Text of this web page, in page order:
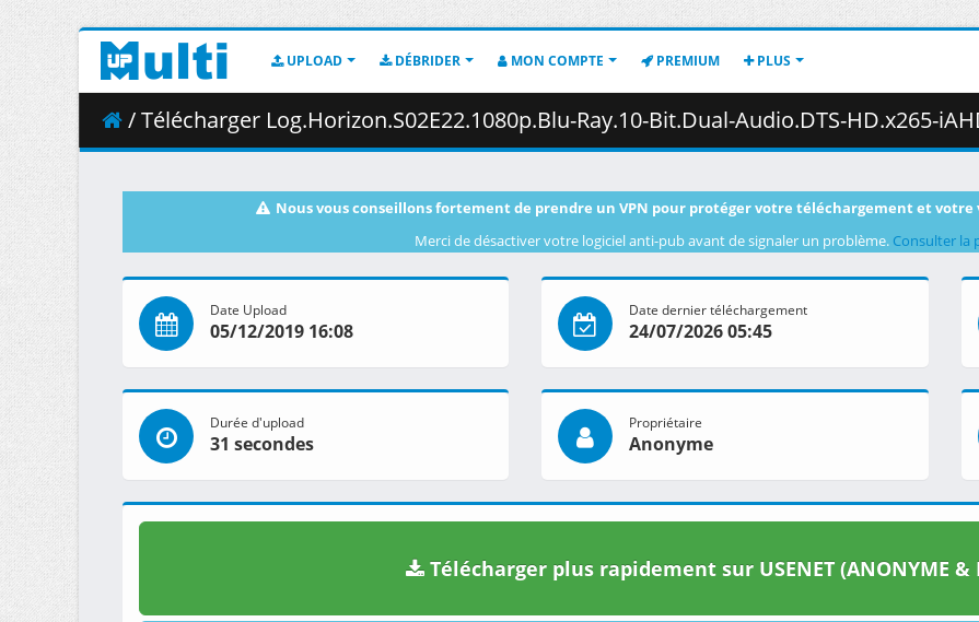
UPLOAD DÉBRIDER MON COMPTE PREMIUM PLUS
/ Télécharger Log.Horizon.S02E22.1080p.Blu-Ray.10-Bit.Dual-Audio.DTS-HD.x265-iAHD.mkv.003 (
Nous vous conseillons fortement de prendre un VPN pour protéger votre téléchargement et votre
Merci de désactiver votre logiciel anti-pub avant de signaler un problème. Consulter la
Date Upload
05/12/2019 16:08
Date dernier téléchargement
24/07/2026 05:45
Durée d'upload
31 secondes
Propriétaire
Anonyme
Télécharger plus rapidement sur USENET (ANONYME &